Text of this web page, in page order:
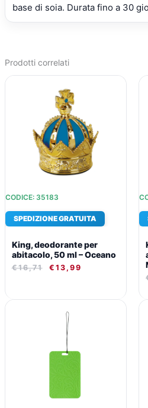
base di soia. Durata fino a 30
Prodotti correlati
CODICE: 35183
SPEDIZIONE GRATUITA
King, deodorante per
abitacolo, 50 ml – Oceano
€16,71
PREZZO
ORIGINALE
ERA:
€16,71.
€ 13,99
€13,99.
PREZZO
ORIGINALE
ERA:
€10,49.